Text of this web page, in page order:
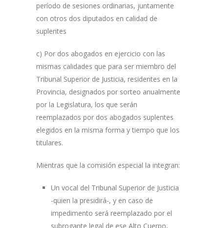
período de sesiones ordinarias, juntamente
con otros dos diputados en calidad de
suplentes
c) Por dos abogados en ejercicio con las
mismas calidades que para ser miembro del
Tribunal Superior de Justicia, residentes en la
Provincia, designados por sorteo anualmente
por la Legislatura, los que serán
reemplazados por dos abogados suplentes
elegidos en la misma forma y tiempo que los
titulares.
Mientras que la comisión especial la integran:
Un vocal del Tribunal Superior de Justicia
-quien la presidirá-, y en caso de
impedimento será reemplazado por el
subrogante legal de ese Alto Cuerpo,